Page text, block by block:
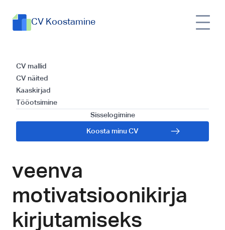
CV Koostamine
CV mallid
CV näited
Kaaskirjad
Tööotsimine
Sisselogimine
Koosta minu CV
Motivatsioonikiri
spontaanseks
kandideerimiseks:
näited ja mallid
veenva
motivatsioonikirja
kirjutamiseks